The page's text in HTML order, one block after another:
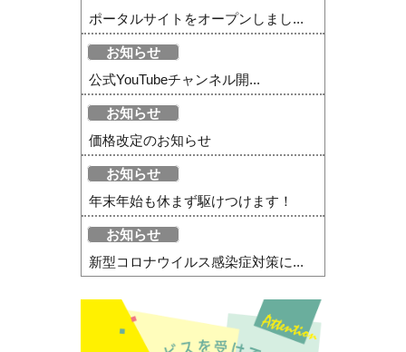
ポータルサイトをオープンしまし...
お知らせ
公式YouTubeチャンネル開...
お知らせ
価格改定のお知らせ
お知らせ
年末年始も休まず駆けつけます！
お知らせ
新型コロナウイルス感染症対策に...